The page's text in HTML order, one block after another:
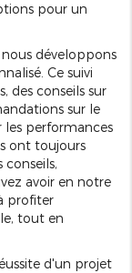
pour un
développons
Ce suivi
des conseils sur
sur le
performances
ont toujours
avoir en notre
profiter
tout en
d'un projet